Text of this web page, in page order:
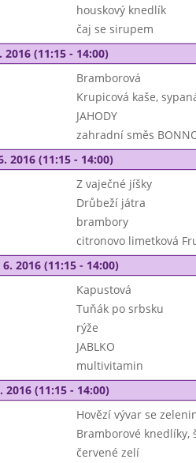
houskový knedlík
čaj se sirupem
2016 (11:15 - 14:00)
Bramborová
Krupicová kaše,
JAHODY
zahradní směs
2016 (11:15 - 14:00)
Z vaječné jíšky
Drůbeží játra
brambory
citronovo limetková
2016 (11:15 - 14:00)
Kapustová
Tuňák po srbsku
rýže
JABLKO
multivitamin
2016 (11:15 - 14:00)
Hovězí vývar se
Bramborové knedlíky,
červené zelí